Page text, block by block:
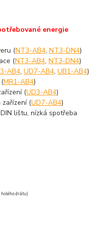
energie
(NT3-AB4,NT3-DN4)
(NT3-AB4,NT3-DN4)
AB4,UD7-AB4,UB1-AB4)
MR1-AB4)
(UD3-AB4)
zařízení (UD7-AB4)
lištu, nízká spotřeba
holého drátu)